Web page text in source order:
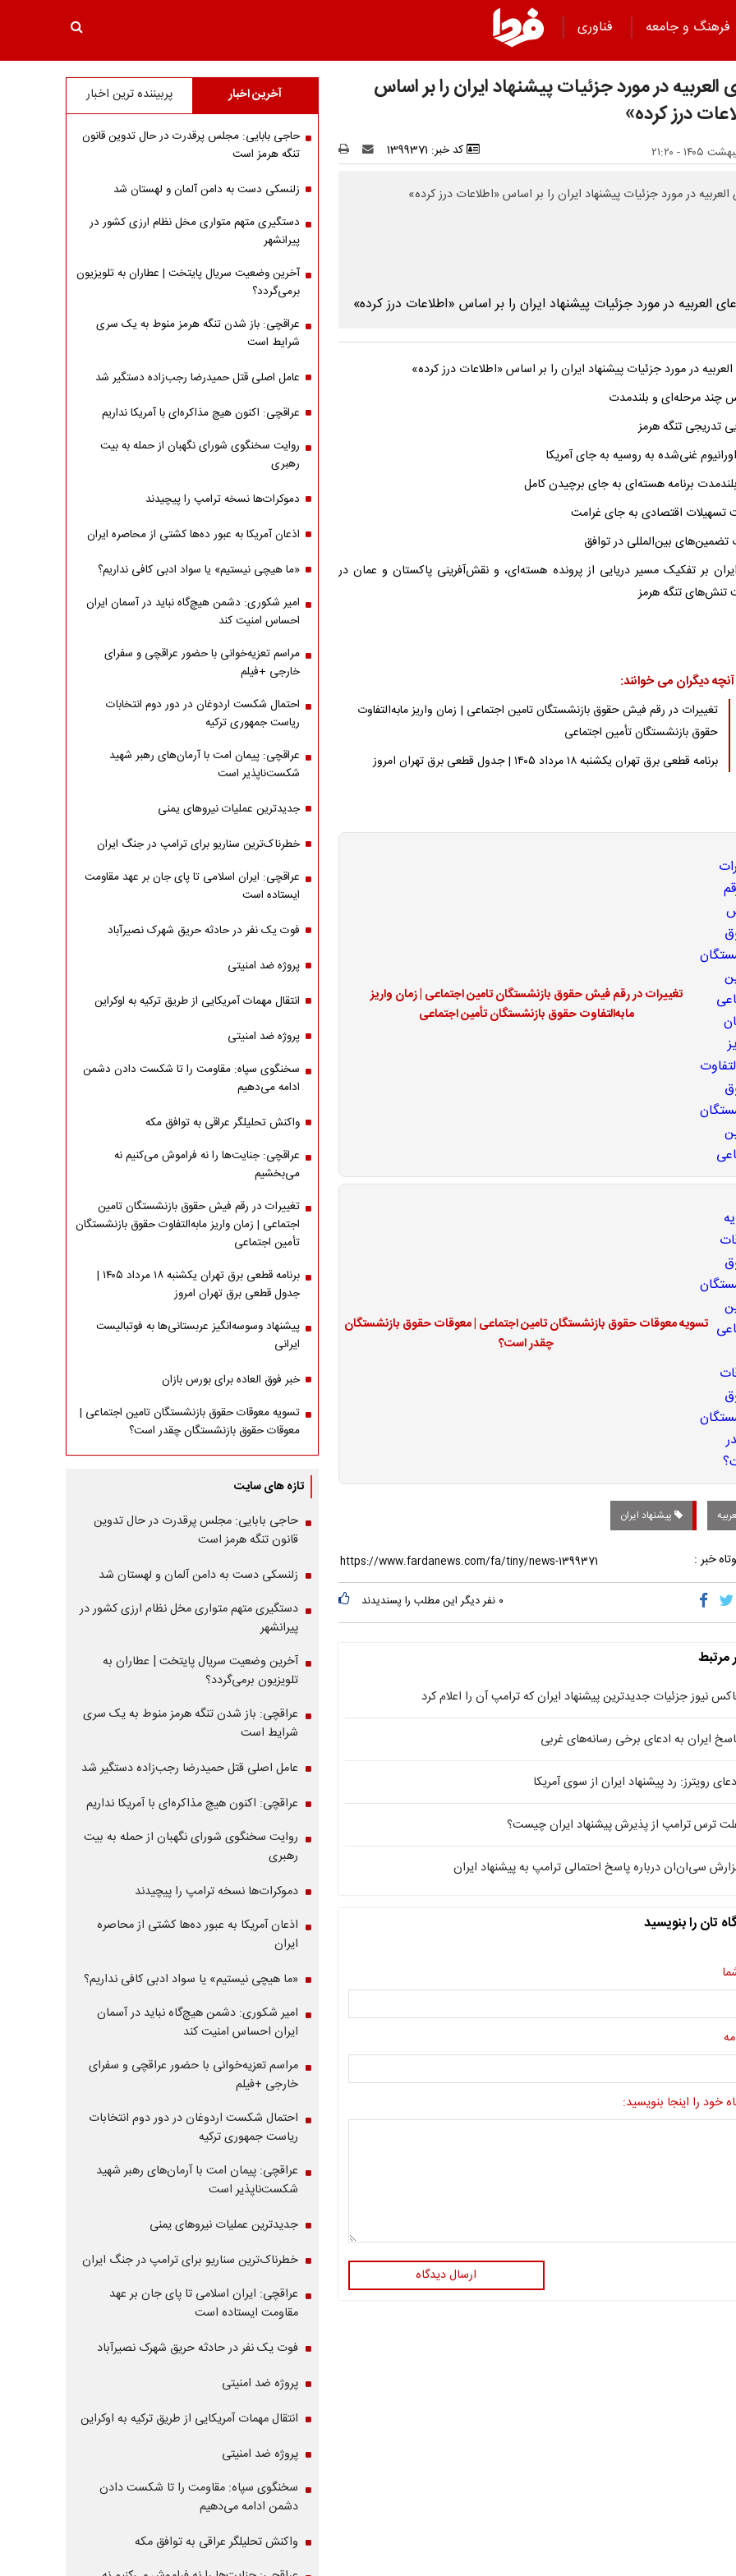
فرهنگ و جامعه فناوری
العربیه در مورد جزئیات پیشنهاد ایران را بر اساس
درز کرده»
کد خبر: 1399371
العربیه در مورد جزئیات پیشنهاد ایران را بر اساس «اطلاعات درز کرده»
در مورد جزئیات پیشنهاد ایران را بر اساس «اطلاعات درز کرده»
مرحله‌ای و بلندمدت
تدریجی تنگه هرمز
غنی‌شده به روسیه به جای آمریکا
برنامه هسته‌ای به جای برچیدن کامل
تسهیلات اقتصادی به جای غرامت
بین‌المللی در توافق
بر تفکیک مسیر دریایی از پرونده هسته‌ای، و نقش‌آفرینی پاکستان و عمان در
تنش‌های تنگه هرمز
آنچه دیگران می خوانند:
تغییرات در رقم فیش حقوق بازنشستگان تامین اجتماعی | زمان واریز مابه‌التفاوت
حقوق بازنشستگان تأمین اجتماعی
برنامه قطعی برق تهران یکشنبه ۱۸ مرداد ۱۴۰۵ | جدول قطعی برق تهران امروز
تغییرات در رقم فیش حقوق بازنشستگان تامین اجتماعی | زمان واریز
مابه‌التفاوت حقوق بازنشستگان تأمین اجتماعی
تسویه معوقات حقوق بازنشستگان تامین اجتماعی | معوقات حقوق بازنشستگان
چقدر است؟
پیشنهاد ایران
خبر :
۰ نفر دیگر این مطلب را پسندیدند
مرتبط
نیوز جزئیات جدیدترین پیشنهاد ایران که ترامپ آن را اعلام کرد
ایران به ادعای برخی رسانه‌های غربی
رویترز: رد پیشنهاد ایران از سوی آمریکا
ترس ترامپ از پذیرش پیشنهاد ایران چیست؟
سی‌ان‌ان درباره پاسخ احتمالی ترامپ به پیشنهاد ایران
تان را بنویسید
خود را اینجا بنویسید:
ارسال دیدگاه
آخرین اخبار پربیننده ترین اخبار
حاجی بابایی: مجلس پرقدرت در حال تدوین قانون
تنگه هرمز است
زلنسکی دست به دامن آلمان و لهستان شد
دستگیری متهم متواری مخل نظام ارزی کشور در
پیرانشهر
آخرین وضعیت سریال پایتخت | عطاران به تلویزیون
برمی‌گردد؟
عراقچی: باز شدن تنگه هرمز منوط به یک سری
شرایط است
عامل اصلی قتل حمیدرضا رجب‌زاده دستگیر شد
عراقچی: اکنون هیچ مذاکره‌ای با آمریکا نداریم
روایت سخنگوی شورای نگهبان از حمله به بیت
رهبری
دموکرات‌ها نسخه ترامپ را پیچیدند
اذعان آمریکا به عبور ده‌ها کشتی از محاصره ایران
«ما هیچی نیستیم» یا سواد ادبی کافی نداریم؟
امیر شکوری: دشمن هیچ‌گاه نباید در آسمان ایران
احساس امنیت کند
مراسم تعزیه‌خوانی با حضور عراقچی و سفرای
خارجی +فیلم
احتمال شکست اردوغان در دور دوم انتخابات
ریاست جمهوری ترکیه
عراقچی: پیمان امت با آرمان‌های رهبر شهید
شکست‌ناپذیر است
جدیدترین عملیات نیروهای یمنی
خطرناک‌ترین سناریو برای ترامپ در جنگ ایران
عراقچی: ایران اسلامی تا پای جان بر عهد مقاومت
ایستاده است
فوت یک نفر در حادثه حریق شهرک نصیرآباد
پروژه ضد امنیتی
انتقال مهمات آمریکایی از طریق ترکیه به اوکراین
پروژه ضد امنیتی
سخنگوی سپاه: مقاومت را تا شکست دادن دشمن
ادامه می‌دهیم
واکنش تحلیلگر عراقی به توافق مکه
عراقچی: جنایت‌ها را نه فراموش می‌کنیم نه
می‌بخشیم
تغییرات در رقم فیش حقوق بازنشستگان تامین
اجتماعی | زمان واریز مابه‌التفاوت حقوق بازنشستگان
تأمین اجتماعی
برنامه قطعی برق تهران یکشنبه ۱۸ مرداد ۱۴۰۵ |
جدول قطعی برق تهران امروز
پیشنهاد وسوسه‌انگیز عربستانی‌ها به فوتبالیست
ایرانی
خبر فوق العاده برای بورس بازان
تسویه معوقات حقوق بازنشستگان تامین اجتماعی |
معوقات حقوق بازنشستگان چقدر است؟
تازه های سایت
حاجی بابایی: مجلس پرقدرت در حال تدوین
قانون تنگه هرمز است
زلنسکی دست به دامن آلمان و لهستان شد
دستگیری متهم متواری مخل نظام ارزی کشور در
پیرانشهر
آخرین وضعیت سریال پایتخت | عطاران به
تلویزیون برمی‌گردد؟
عراقچی: باز شدن تنگه هرمز منوط به یک سری
شرایط است
عامل اصلی قتل حمیدرضا رجب‌زاده دستگیر شد
عراقچی: اکنون هیچ مذاکره‌ای با آمریکا نداریم
روایت سخنگوی شورای نگهبان از حمله به بیت
رهبری
دموکرات‌ها نسخه ترامپ را پیچیدند
اذعان آمریکا به عبور ده‌ها کشتی از محاصره
ایران
«ما هیچی نیستیم» یا سواد ادبی کافی نداریم؟
امیر شکوری: دشمن هیچ‌گاه نباید در آسمان
ایران احساس امنیت کند
مراسم تعزیه‌خوانی با حضور عراقچی و سفرای
خارجی +فیلم
احتمال شکست اردوغان در دور دوم انتخابات
ریاست جمهوری ترکیه
عراقچی: پیمان امت با آرمان‌های رهبر شهید
شکست‌ناپذیر است
جدیدترین عملیات نیروهای یمنی
خطرناک‌ترین سناریو برای ترامپ در جنگ ایران
عراقچی: ایران اسلامی تا پای جان بر عهد
مقاومت ایستاده است
فوت یک نفر در حادثه حریق شهرک نصیرآباد
پروژه ضد امنیتی
انتقال مهمات آمریکایی از طریق ترکیه به اوکراین
پروژه ضد امنیتی
سخنگوی سپاه: مقاومت را تا شکست دادن
دشمن ادامه می‌دهیم
واکنش تحلیلگر عراقی به توافق مکه